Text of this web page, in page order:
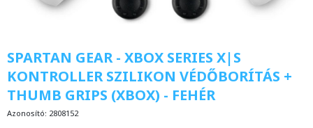
SPARTAN GEAR - XBOX SERIES X|S
KONTROLLER SZILIKON VÉDŐBORÍTÁS +
THUMB GRIPS (XBOX) - FEHÉR
Azonosító: 2808152